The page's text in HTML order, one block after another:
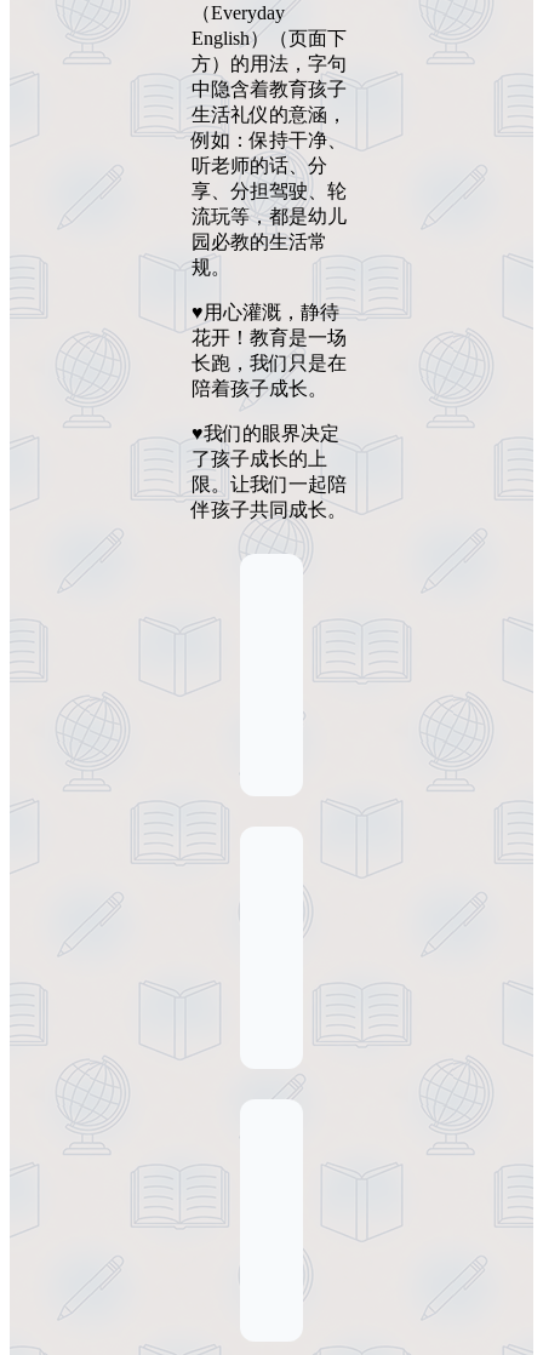
（Everyday
English）（页面下
方）的用法，字句
中隐含着教育孩子
生活礼仪的意涵，
例如：保持干净、
听老师的话、分
享、分担驾驶、轮
流玩等，都是幼儿
园必教的生活常
规。
♥️用心灌溉，静待
花开！教育是一场
长跑，我们只是在
陪着孩子成长。
♥️我们的眼界决定
了孩子成长的上
限。让我们一起陪
伴孩子共同成长。